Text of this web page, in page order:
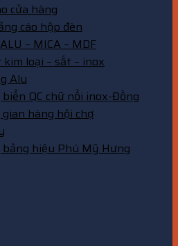
cửa hàng
cáo hộp đèn
– MICA – MDF
kim loại – sắt – inox
Alu
QC chữ nổi inox-Đồng
hàng hội chợ
bảng hiệu Phú Mỹ Hưng